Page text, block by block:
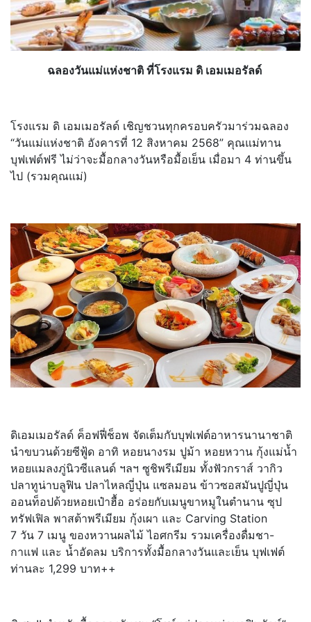
ฉลองวันแม่แห่งชาติ ที่โรงแรม ดิ เอมเมอรัลด์
โรงแรม ดิ เอมเมอรัลด์ เชิญชวนทุกครอบครัวมาร่วมฉลอง
“วันแม่แห่งชาติ อังคารที่ 12 สิงหาคม 2568” คุณแม่ทาน
บุฟเฟต์ฟรี ไม่ว่าจะมื้อกลางวันหรือมื้อเย็น เมื่อมา 4 ท่านขึ้น
ไป (รวมคุณแม่)
ดิเอมเมอรัลด์ ค็อฟฟี่ช็อพ จัดเต็มกับบุฟเฟต์อาหารนานาชาติ
นำขบวนด้วยซีฟู้ด อาทิ หอยนางรม ปูม้า หอยหวาน กุ้งแม่น้ำ
หอยแมลงภู่นิวซีแลนด์ ฯลฯ ซูชิพรีเมียม ทั้งฟัวกราส์ วากิว
ปลาทูน่าบลูฟิน ปลาไหลญี่ปุ่น แซลมอน ข้าวซอสมันปูญี่ปุ่น
ออนท็อปด้วยหอยเป๋าฮื้อ อร่อยกับเมนูขาหมูในตำนาน ซุป
ทรัฟเฟิล พาสต้าพรีเมียม กุ้งเผา และ Carving Station
7 วัน 7 เมนู ของหวานผลไม้ ไอศกรีม รวมเครื่องดื่มชา-
กาแฟ และ น้ำอัดลม บริการทั้งมื้อกลางวันและเย็น บุฟเฟต์
ท่านละ 1,299 บาท++